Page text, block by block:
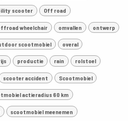
scooter Off road
wheelchair omvallen ontwerp
scootmobiel overal
productie rain rolstoel
scooter accident Scootmobiel
actieradius 60 km
scootmobiel meenemen